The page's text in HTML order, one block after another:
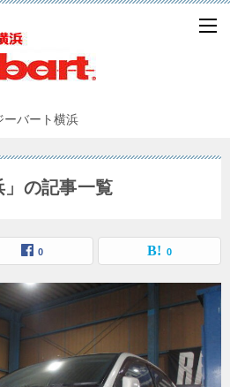
ーバート横浜
」の記事一覧
0 0